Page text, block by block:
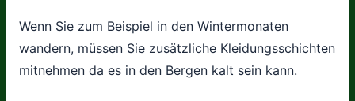
Wenn Sie zum Beispiel in den Wintermonaten
wandern, müssen Sie zusätzliche Kleidungsschichten
mitnehmen da es in den Bergen kalt sein kann.